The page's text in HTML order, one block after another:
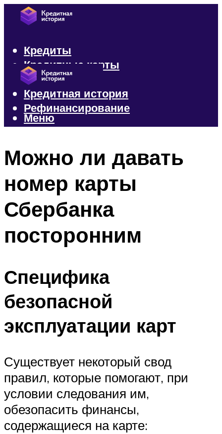
Кредиты
Кредитные карты
Микрозаймы
Кредитная история
Рефинансирование
Меню
Можно ли давать
номер карты
Сбербанка
посторонним
Специфика
безопасной
эксплуатации карт
Существует некоторый свод
правил, которые помогают, при
условии следования им,
обезопасить финансы,
содержащиеся на карте: